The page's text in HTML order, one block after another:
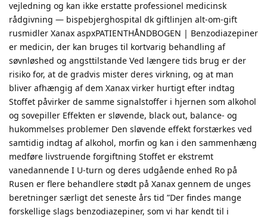
vejledning og kan ikke erstatte professionel medicinsk
rådgivning — bispebjerghospital dk giftlinjen alt-om-gift
rusmidler Xanax aspxPATIENTHÅNDBOGEN | Benzodiazepiner
er medicin, der kan bruges til kortvarig behandling af
søvnløshed og angsttilstande Ved længere tids brug er der
risiko for, at de gradvis mister deres virkning, og at man
bliver afhængig af dem Xanax virker hurtigt efter indtag
Stoffet påvirker de samme signalstoffer i hjernen som alkohol
og sovepiller Effekten er sløvende, black out, balance- og
hukommelses problemer Den sløvende effekt forstærkes ved
samtidig indtag af alkohol, morfin og kan i den sammenhæng
medføre livstruende forgiftning Stoffet er ekstremt
vanedannende I U-turn og deres udgående enhed Ro på
Rusen er flere behandlere stødt på Xanax gennem de unges
beretninger særligt det seneste års tid ”Der findes mange
forskellige slags benzodiazepiner, som vi har kendt til i